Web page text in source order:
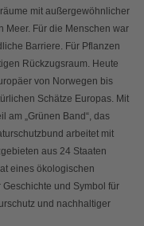
mit außergewöhnlicher
Meer. Für die Menschen war
Barriere. Für Pflanzen
Rückzugsraum. Heute
von Norwegen bis
Schätze Europas. Mit
am „Grünen Band“, das
arbeitet mit
aus 24 Staaten
eines ökologischen
und Symbol für
und nachhaltiger